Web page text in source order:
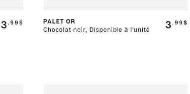
3 .99$
PALET OR
Chocolat noir, Disponible à l'unité
3.99$